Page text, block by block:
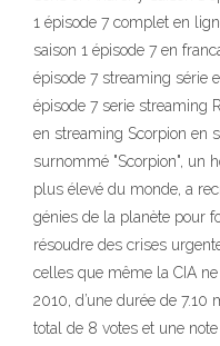
1 épisode 7 complet en
saison 1 épisode 7 en
épisode 7 streaming série
épisode 7 serie streaming
en streaming Scorpion en
surnommé "Scorpion", un
plus élevé du monde, a
génies de la planète pour
résoudre des crises
celles que même la CIA
2010, d’une durée de 7.10
total de 8 votes et une